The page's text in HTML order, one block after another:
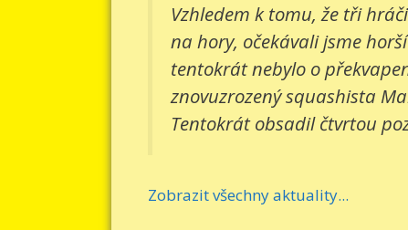
Vzhledem k tomu, že tři
na hory, očekávali jsme
tentokrát nebylo o
znovuzrozený squashista
Tentokrát obsadil čtvrtou
Zobrazit všechny aktuality...